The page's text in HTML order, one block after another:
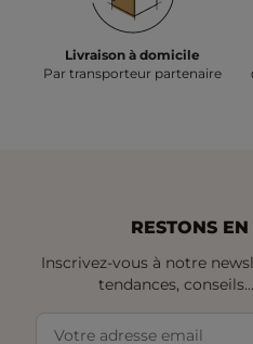
Livraison à domicile
Par transporteur partenaire
RESTONS
Inscrivez-vous à notre
tendances,